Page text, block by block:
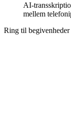
AI-
mellem
Ring til begivenheder